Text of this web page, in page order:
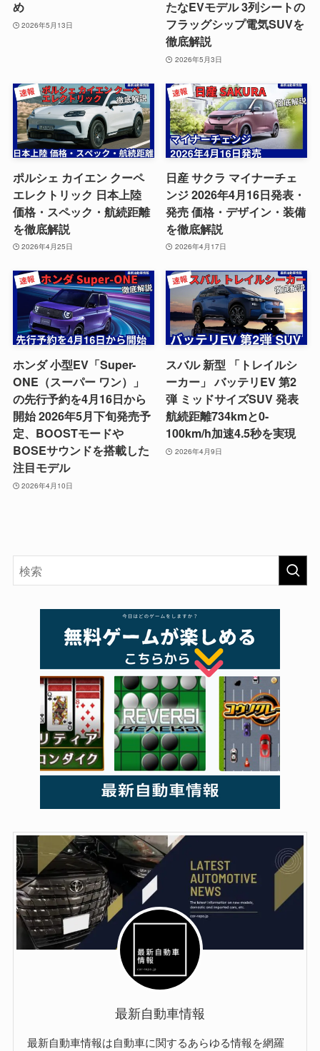
め
2026年5月13日
たなEVモデル 3列シートの
フラッグシップ電気SUVを
徹底解説
2026年5月3日
ポルシェ カイエン クーペ
エレクトリック 日本上陸
価格・スペック・航続距離
を徹底解説
2026年4月25日
日産 サクラ マイナーチェ
ンジ 2026年4月16日発表・
発売 価格・デザイン・装備
を徹底解説
2026年4月17日
ホンダ 小型EV「Super-
ONE（スーパー ワン）」
の先行予約を4月16日から
開始 2026年5月下旬発売予
定、BOOSTモードや
BOSEサウンドを搭載した
注目モデル
2026年4月10日
スバル 新型 「トレイルシ
ーカー」 バッテリEV 第2
弾 ミッドサイズSUV 発表
航続距離734kmと0-
100km/h加速4.5秒を実現
2026年4月9日
最新自動車情報
最新自動車情報は自動車に関するあらゆる情報を網羅